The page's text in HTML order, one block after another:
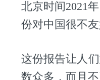
北京时间2021
份对中国很不友
这份报告让人
数众多，而且不